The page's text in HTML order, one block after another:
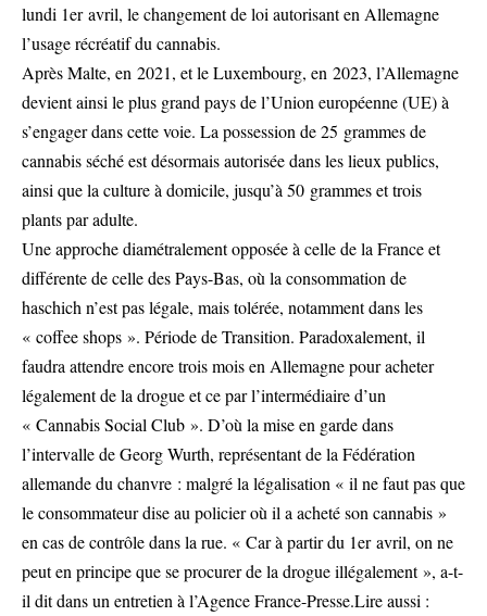
lundi 1er avril, le changement de loi autorisant en Allemagne
l’usage récréatif du cannabis.
Après Malte, en 2021, et le Luxembourg, en 2023, l’Allemagne
devient ainsi le plus grand pays de l’Union européenne (UE) à
s’engager dans cette voie. La possession de 25 grammes de
cannabis séché est désormais autorisée dans les lieux publics,
ainsi que la culture à domicile, jusqu’à 50 grammes et trois
plants par adulte.
Une approche diamétralement opposée à celle de la France et
différente de celle des Pays-Bas, où la consommation de
haschich n’est pas légale, mais tolérée, notamment dans les
« coffee shops ». Période de Transition. Paradoxalement, il
faudra attendre encore trois mois en Allemagne pour acheter
légalement de la drogue et ce par l’intermédiaire d’un
« Cannabis Social Club ». D’où la mise en garde dans
l’intervalle de Georg Wurth, représentant de la Fédération
allemande du chanvre : malgré la légalisation « il ne faut pas que
le consommateur dise au policier où il a acheté son cannabis »
en cas de contrôle dans la rue. « Car à partir du 1er avril, on ne
peut en principe que se procurer de la drogue illégalement », a-t-
il dit dans un entretien à l’Agence France-Presse.Lire aussi :